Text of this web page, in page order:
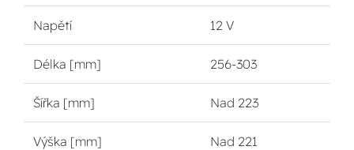
Napětí 12 V
Délka [mm] 256-303
Šířka [mm] Nad 223
Výška [mm] Nad 221